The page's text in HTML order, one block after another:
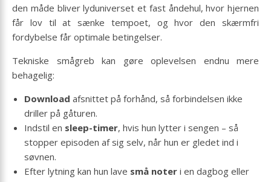
den måde bliver lyduniverset et fast åndehul, hvor hjernen
får lov til at sænke tempoet, og hvor den skærmfri
fordybelse får optimale betingelser.
Tekniske smågreb kan gøre oplevelsen endnu mere
behagelig:
Download afsnittet på forhånd, så forbindelsen ikke
driller på gåturen.
Indstil en sleep-timer, hvis hun lytter i sengen – så
stopper episoden af sig selv, når hun er gledet ind i
søvnen.
Efter lytning kan hun lave små noter i en dagbog eller